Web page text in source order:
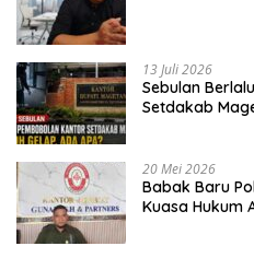
13 Juli 2026
Sebulan
Setdakab
20 Mei 2026
Babak Baru
Kuasa Hukum